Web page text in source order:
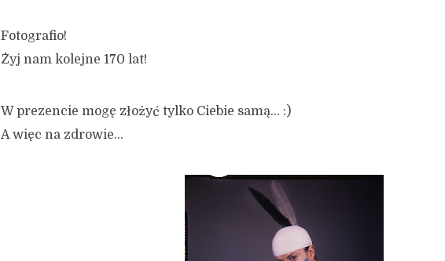
Fotografio!
Żyj nam kolejne 170 lat!
W prezencie mogę złożyć tylko Ciebie samą… :)
A więc na zdrowie…